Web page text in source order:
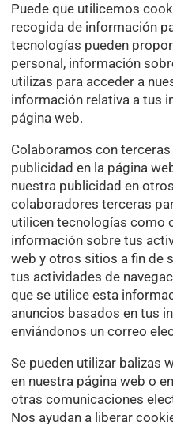
Puede que utilicemos
recogida de información
tecnologías pueden
personal, información
utilizas para acceder a
información relativa a tus
página web.
Colaboramos con
publicidad en la página
nuestra publicidad en
colaboradores terceras
utilicen tecnologías como
información sobre tus
web y otros sitios a fin de
tus actividades de
que se utilice esta
anuncios basados en tus
enviándonos un correo
Se pueden utilizar balizas
en nuestra página web o
otras comunicaciones
Nos ayudan a liberar